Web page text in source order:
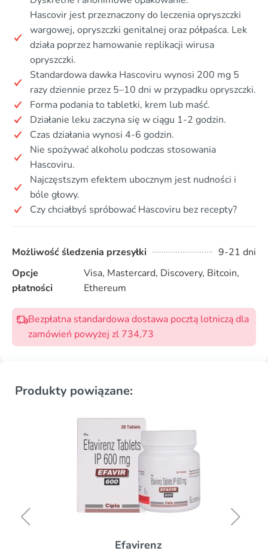
Hascovir jest przeznaczony do leczenia opryszczki
wargowej, opryszczki genitalnej oraz półpaśca. Lek
działa poprzez hamowanie replikacji wirusa
opryszczki.
Standardowa dawka Hascoviru wynosi 200 mg 5
razy dziennie przez 5–10 dni w przypadku opryszczki.
Forma podania to tabletki, krem lub maść.
Działanie leku zaczyna się w ciągu 1-2 godzin.
Czas działania wynosi 4-6 godzin.
Nie spożywać alkoholu podczas stosowania
Hascoviru.
Najczęstszym efektem ubocznym jest nudności i
bóle głowy.
Czy chciałbyś spróbować Hascoviru bez recepty?
Możliwość śledzenia przesyłki
9-21 dni
Opcje
płatności
Visa, Mastercard, Discovery, Bitcoin,
Ethereum
Bezpłatna standardowa dostawa pocztą lotniczą dla
zamówień powyżej zl 734,73
Produkty powiązane:
Efavirenz